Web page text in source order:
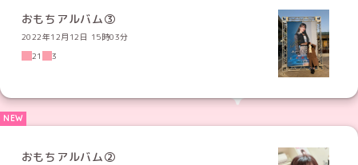
おもちアルバム③
2022年12月12日 15時03分
21
3
おもちアルバム②